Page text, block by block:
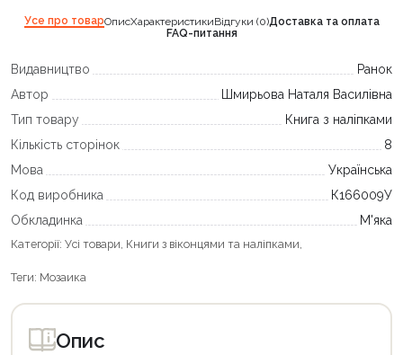
Усе про товарОписХарактеристикиВідгуки (0)Доставка та оплата
FAQ-питання
Видавництво
Ранок
Автор
Шмирьова Наталя Василівна
Тип товару
Книга з наліпками
Кількість сторінок
8
Мова
Українська
Код виробника
К166009У
Обкладинка
М'яка
Категорії: Усі товари Книги з віконцями та наліпками
Теги: Мозаика
Опис